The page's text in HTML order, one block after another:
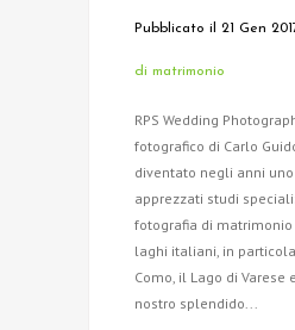
Pubblicato il 21 Gen
di matrimonio
RPS Wedding
fotografico di Carlo
diventato negli anni
apprezzati studi
fotografia di matrimonio
laghi italiani, in
Como, il Lago di Varese
nostro splendido...